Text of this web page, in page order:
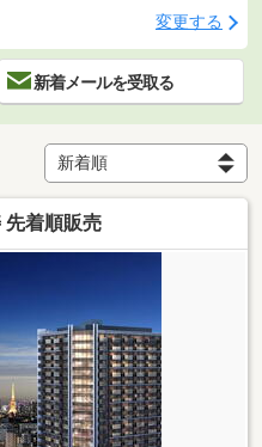
変更する
新着メールを受取る
先着順販売